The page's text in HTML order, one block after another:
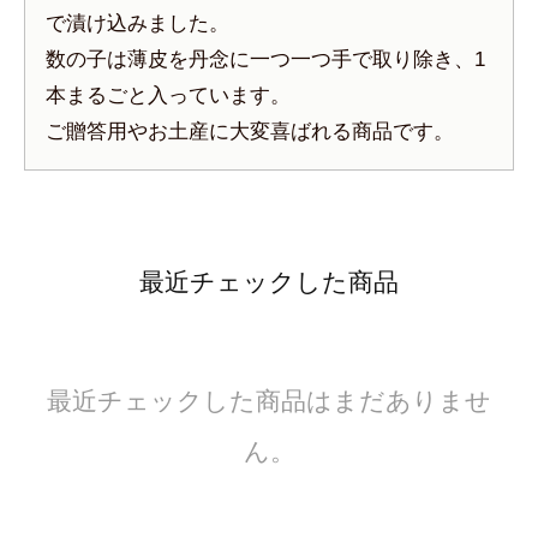
で漬け込みました。
数の子は薄皮を丹念に一つ一つ手で取り除き、1
本まるごと入っています。
ご贈答用やお土産に大変喜ばれる商品です。
最近チェックした商品
最近チェックした商品はまだありませ
ん。